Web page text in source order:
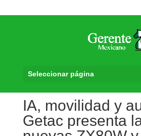
Seleccionar página
IA, movilidad y
Getac presenta